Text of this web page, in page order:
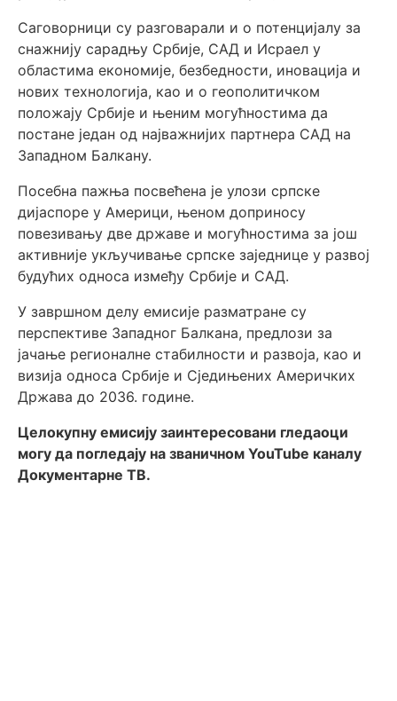
Саговорници су разговарали и о потенцијалу за
снажнију сарадњу Србије, САД и Исраел у
областима економије, безбедности, иновација и
нових технологија, као и о геополитичком
положају Србије и њеним могућностима да
постане један од најважнијих партнера САД на
Западном Балкану.
Посебна пажња посвећена је улози српске
дијаспоре у Америци, њеном доприносу
повезивању две државе и могућностима за још
активније укључивање српске заједнице у развој
будућих односа између Србије и САД.
У завршном делу емисије разматране су
перспективе Западног Балкана, предлози за
јачање регионалне стабилности и развоја, као и
визија односа Србије и Сједињених Америчких
Држава до 2036. године.
Целокупну емисију заинтересовани гледаоци
могу да погледају на званичном YouTube каналу
Документарне ТВ.